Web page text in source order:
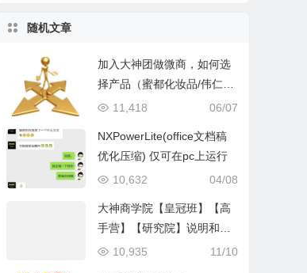
随机文章
加入大神团做微商，如何选
择产品（蜜都化妆品/伟仁男
性产品）？
06/07
11,418
NXPowerLite(office文档稿
优化压缩) 仅可在pc上运行
04/08
10,632
大神商学院【皇冠班】【高
手营】【研究院】说明和加
入方式
11/10
10,935